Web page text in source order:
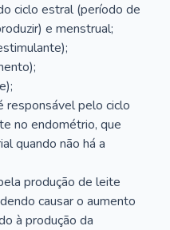
ciclo estral (período de
e menstrual;
responsável pelo ciclo
no endométrio, que
quando não há a
produção de leite
causar o aumento
à produção da